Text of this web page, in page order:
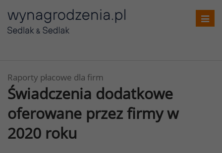
Raporty płacowe dla firm
Świadczenia dodatkowe
oferowane przez firmy w
2020 roku